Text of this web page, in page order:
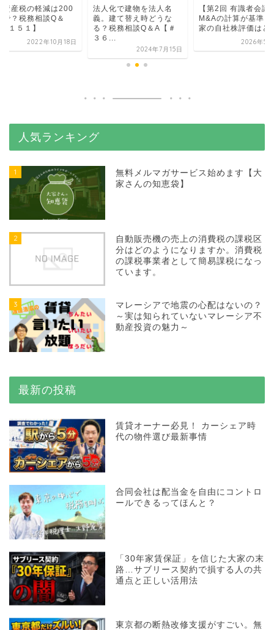
資産税の軽減は200
で？税務相談Q＆
１５１】
2022年10月18日
法人化で建物を法人名
義。建て替え時どうな
る？税務相談Q＆A【＃
３６...
2024年7月15日
【第2回 有識者会議
M&Aの計算が基準に
家の自社株評価はど
2026年5
人気ランキング
1
無料メルマガサービス始めます【大
家さんの知恵袋】
2
自動販売機の売上の消費税の課税区
分はどのようになりますか。消費税
の課税事業者として簡易課税になっ
ています。
3
マレーシアで地震の心配はないの？
～実は知られていないマレーシア不
動産投資の魅力～
最新の投稿
賃貸オーナー必見！ カーシェア時
代の物件選び最新事情
合同会社は配当金を自由にコントロ
ールできるってほんと？
「30年家賃保証」を信じた大家の末
路…サブリース契約で損する人の共
通点と正しい活用法
東京都の断熱改修支援がすごい。無